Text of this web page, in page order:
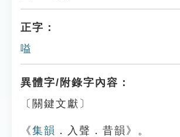
正字：
嗌
異體字/附錄字內容：
〔關鍵文獻〕
《集韻 ．入聲．昔韻》。